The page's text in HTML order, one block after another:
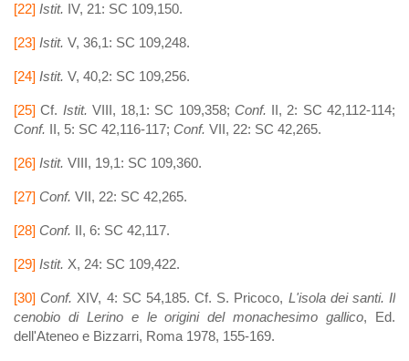
[22] Istit. IV, 21: SC 109,150.
[23] Istit. V, 36,1: SC 109,248.
[24] Istit. V, 40,2: SC 109,256.
[25] Cf. Istit. VIII, 18,1: SC 109,358; Conf.
II, 2: SC 42,112-114;
Conf. II, 5: SC 42,116-117; Conf. VII, 22: SC 42,265.
[26] Istit. VIII, 19,1: SC 109,360.
[27] Conf. VII, 22: SC 42,265.
[28] Conf. II, 6: SC 42,117.
[29] Istit. X, 24: SC 109,422.
[30] Conf. XIV, 4: SC 54,185. Cf. S. Pricoco, L'isola dei santi. Il
cenobio di Lerino e le origini del monachesimo gallico, Ed.
dell'Ateneo e Bizzarri, Roma 1978, 155-169.